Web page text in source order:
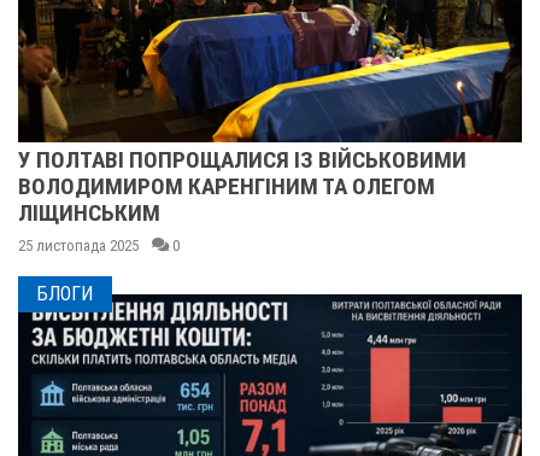
У ПОЛТАВІ ПОПРОЩАЛИСЯ ІЗ ВІЙСЬКОВИМИ
ВОЛОДИМИРОМ КАРЕНГІНИМ ТА ОЛЕГОМ
ЛІЩИНСЬКИМ
25 листопада 2025 0
БЛОГИ